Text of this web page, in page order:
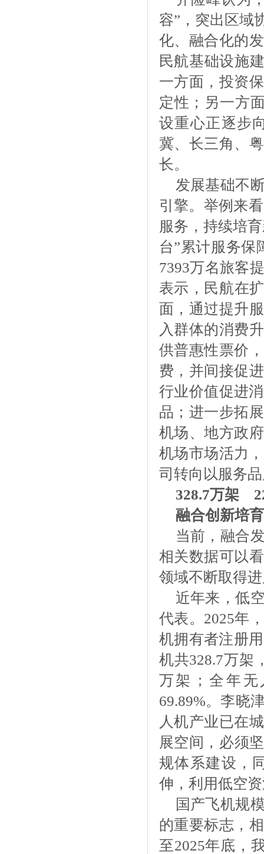
容”，突出区域
化、融合化的
民航基础设施
一方面，投资
定性；另一方
设重心正逐步
冀、长三角、
长。
发展基础不
引擎。举例来
服务，持续培
台”累计服务保
7393万名旅客
表示，民航在
面，通过提升
入群体的消费
供普惠性票价
费，并间接促
行业价值促进
品；‌进一步拓
机场、地方政
机场市场活力
司转向以服务
328.7万架
融合创新培
当前，融合
相关数据可以
领域不断取得
近年来，低
代表。 2025年
机拥有者注册
机共328.7万架
万架；全年无
69.89%。李晓
人机产业已在
展空间，必须
规体系建设，
伸，利用低空
国产飞机规
的重要标志，
至2025年底，